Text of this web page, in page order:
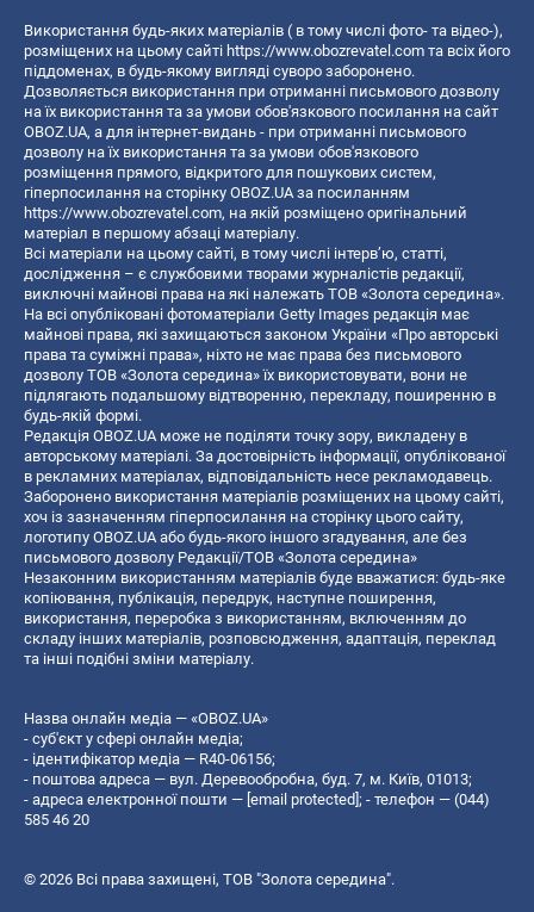
Використання будь-яких матеріалів ( в тому числі фото- та відео-),
розміщених на цьому сайті https://www.obozrevatel.com та всіх його
піддоменах, в будь-якому вигляді суворо заборонено.
Дозволяється використання при отриманні письмового дозволу
на їх використання та за умови обов'язкового посилання на сайт
OBOZ.UA, а для інтернет-видань - при отриманні письмового
дозволу на їх використання та за умови обов'язкового
розміщення прямого, відкритого для пошукових систем,
гіперпосилання на сторінку OBOZ.UA за посиланням
https://www.obozrevatel.com, на якій розміщено оригінальний
матеріал в першому абзаці матеріалу.
Всі матеріали на цьому сайті, в тому числі інтерв’ю, статті,
дослідження – є службовими творами журналістів редакції,
виключні майнові права на які належать ТОВ «Золота середина».
На всі опубліковані фотоматеріали Getty Images редакція має
майнові права, які захищаються законом України «Про авторські
права та суміжні права», ніхто не має права без письмового
дозволу ТОВ «Золота середина» їх використовувати, вони не
підлягають подальшому відтворенню, перекладу, поширенню в
будь-якій формі.
Редакція OBOZ.UA може не поділяти точку зору, викладену в
авторському матеріалі. За достовірність інформації, опублікованої
в рекламних матеріалах, відповідальність несе рекламодавець.
Заборонено використання матеріалів розміщених на цьому сайті,
хоч із зазначенням гіперпосилання на сторінку цього сайту,
логотипу OBOZ.UA або будь-якого іншого згадування, але без
письмового дозволу Редакції/ТОВ «Золота середина»
Незаконним використанням матеріалів буде вважатися: будь-яке
копiювання, публiкацiя, передрук, наступне поширення,
використання, переробка з використанням, включенням до
складу інших матеріалів, розповсюдження, адаптація, переклад
та інші подібні зміни матеріалу.
Назва онлайн медіа — «OBOZ.UA»
- суб'єкт у сфері онлайн медіа;
- ідентифікатор медіа — R40-06156;
- поштова адреса — вул. Деревообробна, буд. 7, м. Київ, 01013;
- адреса електронної пошти — [email protected] ; - телефон — (044)
585 46 20
© 2026 Всі права захищені, ТОВ "Золота середина".